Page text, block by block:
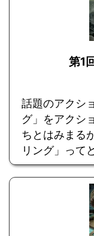
第1
話題のアクシ
グ」をアクシ
ちとはみまる
リング」って